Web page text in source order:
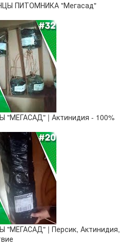
ПИТОМНИКА "Мегасад"
| Актинидия - 100%
| Персик, Актинидия,